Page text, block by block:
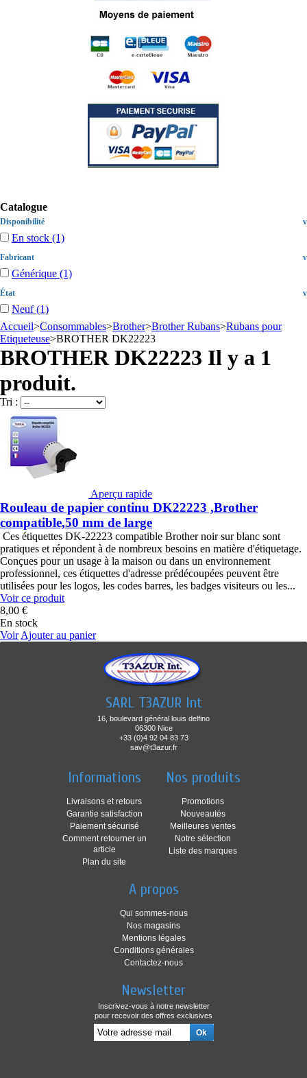
Catalogue
Disponibilité v
En stock (1)
Fabricant v
Générique (1)
État v
Neuf(1)
Accueil>Consommables>Brother>Brother Rubans>Rubans pour
Etiqueteuse>BROTHER DK22223
BROTHER DK22223 Il y a 1
produit.
Tri :
Aperçu rapide
Rouleau de papier continu DK22223 ,Brother
compatible,50 mm de large
Ces étiquettes DK-22223 compatible Brother noir sur blanc sont
pratiques et répondent à de nombreux besoins en matière d'étiquetage.
Conçues pour un usage à la maison ou dans un environnement
professionnel, ces étiquettes d'adresse prédécoupées peuvent être
utilisées pour les logos, les codes barres, les badges visiteurs ou les...
Voir ce produit
8,00 €
En stock
Voir Ajouter au panier
SARL T3AZUR Int
16, boulevard général louis delfino
06300 Nice
+33 (0)4 92 04 83 73
sav@t3azur.fr
Informations
Livraisons et retours
Garantie satisfaction
Paiement sécurisé
Comment retourner un
article
Plan du site
Nos produits
Promotions
Nouveautés
Meilleures ventes
Notre sélection
Liste des marques
A propos
Qui sommes-nous
Nos magasins
Mentions légales
Conditions générales
Contactez-nous
Newsletter
Inscrivez-vous à notre newsletter
pour recevoir des offres exclusives